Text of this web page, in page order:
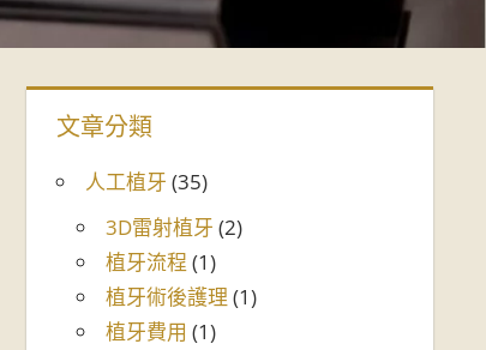
文章分類
人工植牙 (35)
3D雷射植牙 (2)
植牙流程 (1)
植牙術後護理 (1)
植牙費用 (1)